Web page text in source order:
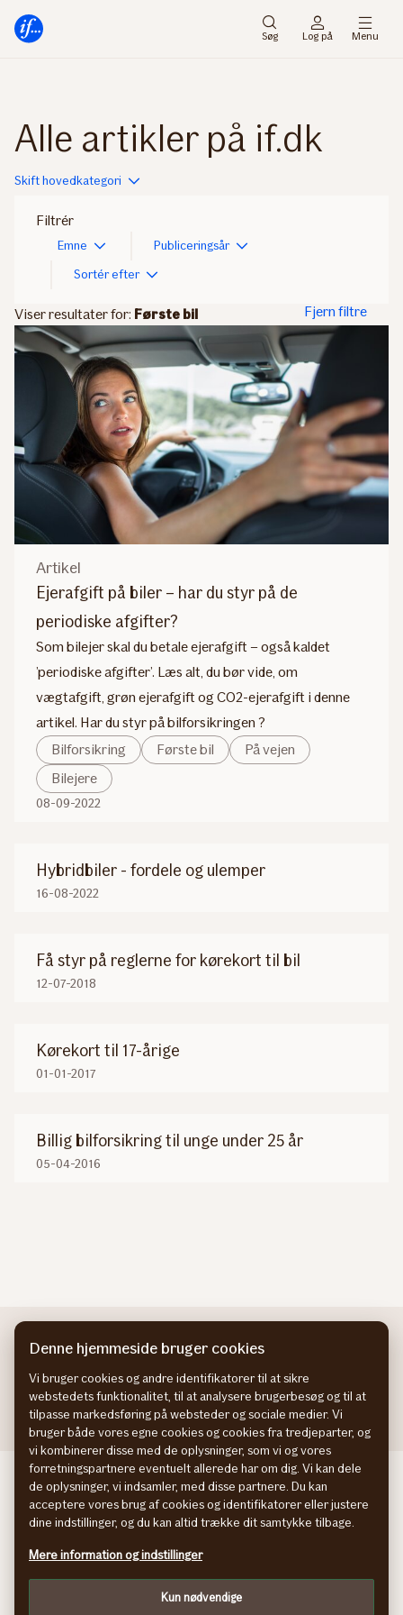
Søg Log på Menu
Alle artikler på if.dk
Skift hovedkategori
Filtrér
Emne
Publiceringsår
Sortér efter
Viser resultater for: Første bil Fjern filtre
Artikel
Ejerafgift på biler – har du styr på de
periodiske afgifter?
Som bilejer skal du betale ejerafgift – også kaldet
’periodiske afgifter’. Læs alt, du bør vide, om
vægtafgift, grøn ejerafgift og CO2-ejerafgift i denne
artikel. Har du styr på bilforsikringen ?
Bilforsikring
Første bil
På vejen
Bilejere
08-09-2022
Hybridbiler - fordele og ulemper
16-08-2022
Få styr på reglerne for kørekort til bil
12-07-2018
Kørekort til 17-årige
01-01-2017
Billig bilforsikring til unge under 25 år
05-04-2016
If Skadeforsikring NO
If Skadeförsäkring SE
If Vahinkovakuutus FI
Persondatapolitik
Cookies
Tilpas
Denne hjemmeside bruger cookies
Vi bruger cookies og andre identifikatorer til at sikre
webstedets funktionalitet, til at analysere brugerbesøg og til at
tilpasse markedsføring på websteder og sociale medier. Vi
bruger både vores egne cookies og cookies fra tredjeparter, og
vi kombinerer disse med de oplysninger, som vi og vores
forretningspartnere eventuelt allerede har om dig. Vi kan dele
de oplysninger, vi indsamler, med disse partnere. Du kan
acceptere vores brug af cookies og identifikatorer eller justere
dine indstillinger, og du kan altid trække dit samtykke tilbage.
Mere information og indstillinger
Kun nødvendige